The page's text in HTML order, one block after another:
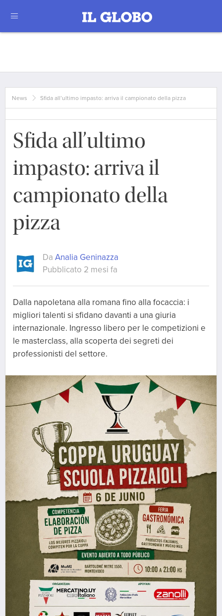
News Sfida all’ultimo impasto: arriva il campionato della pizza
Sfida all’ultimo
impasto: arriva il
campionato della
pizza
Da Analia Geninazza
Pubblicato 2 mesi fa
Dalla napoletana alla romana fino alla focaccia: i
migliori talenti si sfidano davanti a una giuria
internazionale. Ingresso libero per le competizioni e
le masterclass, alla scoperta dei segreti dei
professionisti del settore.